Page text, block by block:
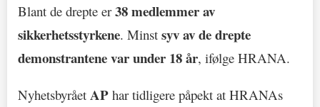
Blant de drepte er38 medlemmer av
sikkerhetsstyrkene. Minst syv av de drepte
demonstrantene var under 18 år, ifølge HRANA.
Nyhetsbyrået AP har tidligere påpekt at HRANAs